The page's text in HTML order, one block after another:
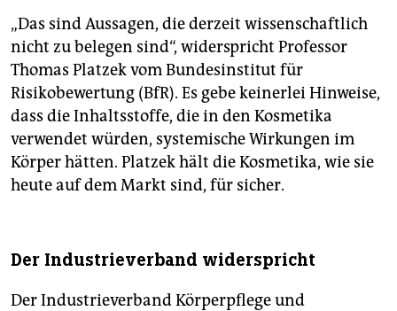
„Das sind Aussagen, die derzeit wissenschaftlich
nicht zu belegen sind“, widerspricht Professor
Thomas Platzek vom Bundesinstitut für
Risikobewertung (BfR). Es gebe keinerlei Hinweise,
dass die Inhaltsstoffe, die in den Kosmetika
verwendet würden, systemische Wirkungen im
Körper hätten. Platzek hält die Kosmetika, wie sie
heute auf dem Markt sind, für sicher.
Der Industrieverband widerspricht
Der Industrieverband Körperpflege und